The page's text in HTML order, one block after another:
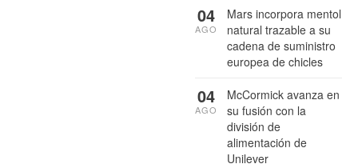
Mars incorpora mentol
natural trazable a su
cadena de suministro
europea de chicles
04
AGO
McCormick avanza en
su fusión con la
división de
alimentación de
Unilever
04
AGO